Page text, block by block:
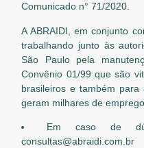
Comunicado n° 71/2020.
A ABRAIDI, em conjunto
trabalhando junto às
São Paulo pela
Convênio 01/99 que são
brasileiros e também
geram milhares de
Em caso de
consultas@abraidi.com.br